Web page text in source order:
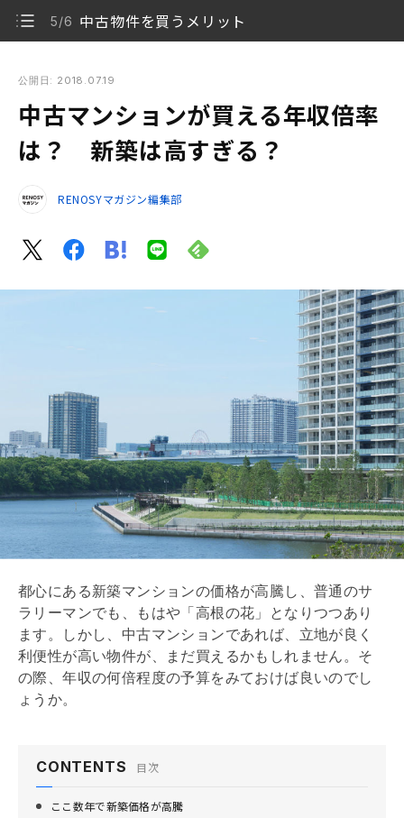
5/6 中古物件を買うメリット
1/6 ここ数年で新築価格が高騰
2/6 中古マンションの平均価格。取引も新築を上まわる
3/6 中古も年収倍率は上昇中
4/6 中古住宅の平均築年数は長期化
5/6 中古物件を買うメリット
公開日: 2018.07.19
中古マンションが買える年収倍率
は？ 新築は高すぎる？
RENOSYマガジン編集部
都心にある新築マンションの価格が高騰し、普通のサ
ラリーマンでも、もはや「高根の花」となりつつあり
ます。しかし、中古マンションであれば、立地が良く
利便性が高い物件が、まだ買えるかもしれません。そ
の際、年収の何倍程度の予算をみておけば良いのでし
ょうか。
CONTENTS 目次
ここ数年で新築価格が高騰